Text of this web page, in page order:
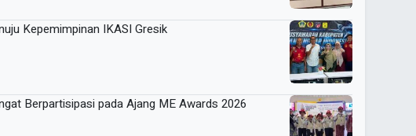
Kepemimpinan IKASI Gresik
Berpartisipasi pada Ajang ME Awards 2026